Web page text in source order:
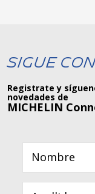
Sigue
Registrate y
novedades de
MICHELIN